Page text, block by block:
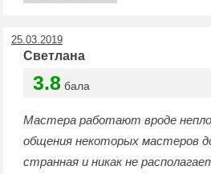
25.03.2019
Светлана
3.8 бала
Мастера работают вроде
общения некоторых мастеров
странная и никак не